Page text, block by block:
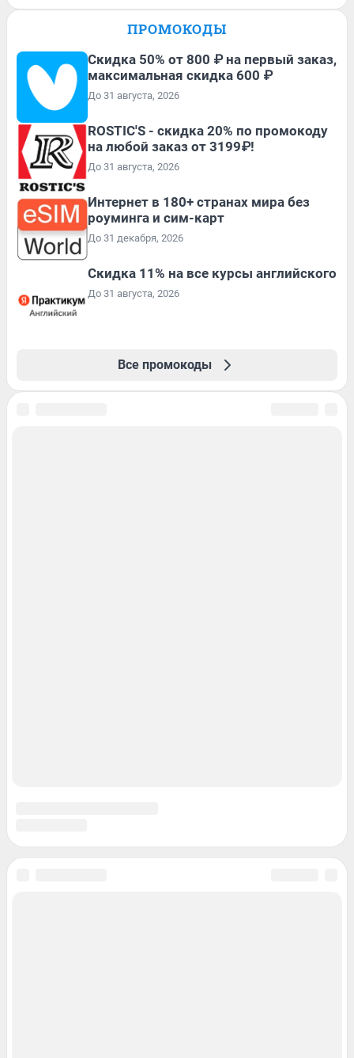
ПРОМОКОДЫ
Скидка 50% от 800 ₽ на первый заказ,
максимальная скидка 600 ₽
До 31 августа, 2026
ROSTIC'S - скидка 20% по промокоду
на любой заказ от 3199₽!
До 31 августа, 2026
Интернет в 180+ странах мира без
роуминга и сим-карт
До 31 декабря, 2026
Скидка 11% на все курсы английского
До 31 августа, 2026
Все промокоды